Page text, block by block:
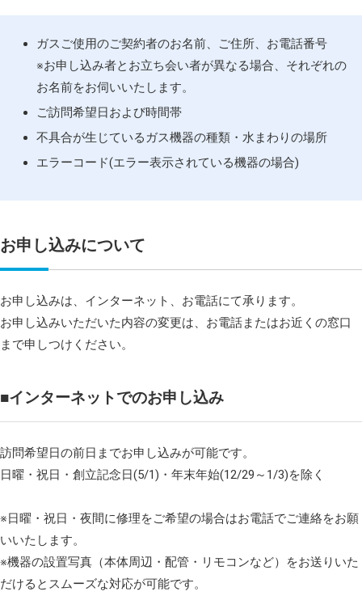
ガスご使用のご契約者のお名前、ご住所、お電話番号
※お申し込み者とお立ち会い者が異なる場合、それぞれの
お名前をお伺いいたします。
ご訪問希望日および時間帯
不具合が生じているガス機器の種類・水まわりの場所
エラーコード(エラー表示されている機器の場合)
お申し込みについて
お申し込みは、インターネット、お電話にて承ります。
お申し込みいただいた内容の変更は、お電話またはお近くの窓口
まで申しつけください。
■インターネットでのお申し込み
訪問希望日の前日までお申し込みが可能です。
日曜・祝日・創立記念日(5/1)・年末年始(12/29～1/3)を除く
※日曜・祝日・夜間に修理をご希望の場合はお電話でご連絡をお願
いいたします。
※機器の設置写真（本体周辺・配管・リモコンなど）をお送りいた
だけるとスムーズな対応が可能です。